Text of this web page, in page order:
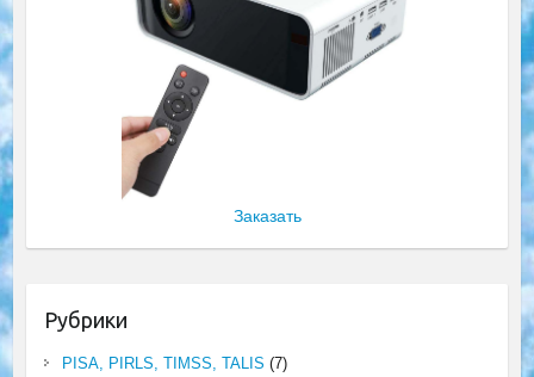
Заказать
Рубрики
PISA, PIRLS, TIMSS, TALIS (7)